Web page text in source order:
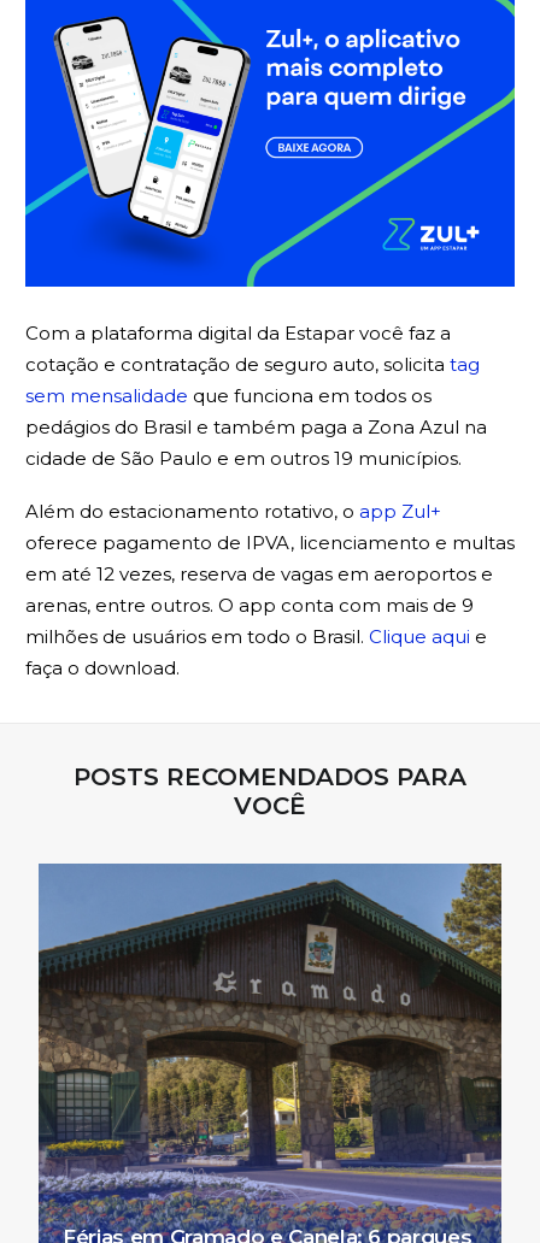
Com a plataforma digital da Estapar você faz a
cotação e contratação de seguro auto, solicita tag
sem mensalidade que funciona em todos os
pedágios do Brasil e também paga a Zona Azul na
cidade de São Paulo e em outros 19 municípios.
Além do estacionamento rotativo, o app Zul+
oferece pagamento de IPVA, licenciamento e multas
em até 12 vezes, reserva de vagas em aeroportos e
arenas, entre outros. O app conta com mais de 9
milhões de usuários em todo o Brasil. Clique aqui e
faça o download.
POSTS RECOMENDADOS PARA
VOCÊ
Férias em Gramado e Canela: 6 parques